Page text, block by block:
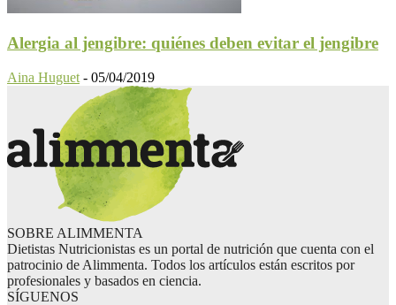
Alergia al jengibre: quiénes deben evitar el jengibre
Aina Huguet - 05/04/2019
SOBRE ALIMMENTA
Dietistas Nutricionistas es un portal de nutrición que cuenta con el
patrocinio de Alimmenta. Todos los artículos están escritos por
profesionales y basados en ciencia.
SÍGUENOS